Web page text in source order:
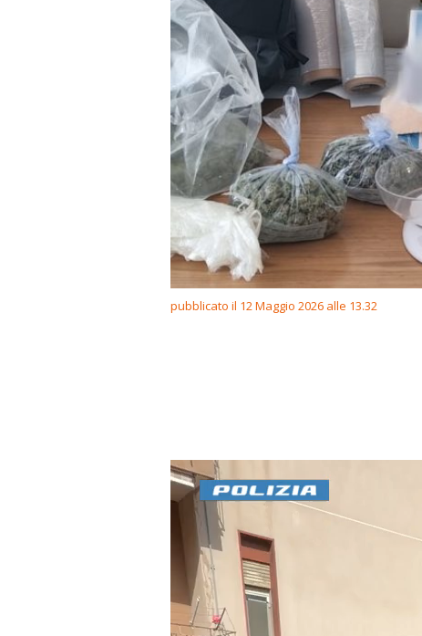
pubblicato il 12 Maggio 2026 alle 13.32
Video
Player